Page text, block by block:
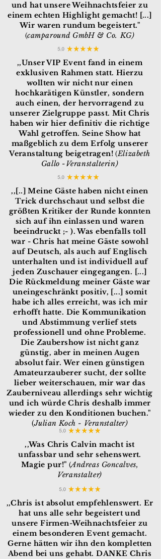
und hat unsere Weihnachtsfeier zu
einem echten Highlight gemacht! [...]
Wir waren rundum begeistert."
(camparound GmbH & Co. KG)
,,Unser VIP Event fand in einem
exklusiven Rahmen statt. Hierzu
wollten wir nicht nur einen
hochkarätigen Künstler, sondern
auch einen, der hervorragend zu
unserer Zielgruppe passt. Mit Chris
haben wir hier definitiv die richtige
Wahl getroffen. Seine Show hat
maßgeblich zu dem Erfolg unserer
Veranstaltung beigetragen!(Elizabeth
Gallo -Veranstalterin)
,,[..] Meine Gäste haben nicht einen
Trick durchschaut und selbst die
größten Kritiker der Runde konnten
sich auf ihn einlassen und waren
beeindruckt ;- ). Was ebenfalls toll
war - Chris hat meine Gäste sowohl
auf Deutsch, als auch auf Englisch
unterhalten und ist individuell auf
jeden Zuschauer eingegangen. [...]
Die Rückmeldung meiner Gäste war
uneingeschränkt positiv, [...] somit
habe ich alles erreicht, was ich mir
erhofft hatte. Die Kommunikation
und Abstimmung verlief stets
professionell und ohne Probleme.
Die Zaubershow ist nicht ganz
günstig, aber in meinen Augen
absolut fair. Wer einen günstigen
Amateurzauberer sucht, der sollte
lieber weiterschauen, mir war das
Zauberniveau allerdings sehr wichtig
und ich würde Chris deshalb immer
wieder zu den Konditionen buchen."
(Julian Koch - Veranstalter)
,,Was Chris Calvin macht ist
unfassbar und sehr sehenswert.
Magie pur!" (Andreas Goncalves,
Veranstalter)
,,Chris ist absolut empfehlenswert. Er
hat uns alle sehr begeistert und
unsere Firmen-Weihnachtsfeier zu
einem besonderen Event gemacht.
Gerne hätten wir ihn den kompletten
Abend bei uns gehabt. DANKE Chris